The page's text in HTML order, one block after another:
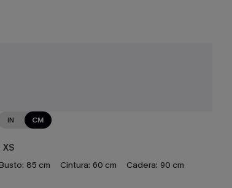
IN CM
XS
85 cm Cintura: 60 cm Cadera: 90 cm